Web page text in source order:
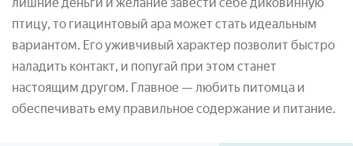
птицу, то гиацинтовый ара может стать идеальным
вариантом. Его уживчивый характер позволит быстро
наладить контакт, и попугай при этом станет
настоящим другом. Главное — любить питомца и
обеспечивать ему правильное содержание и питание.